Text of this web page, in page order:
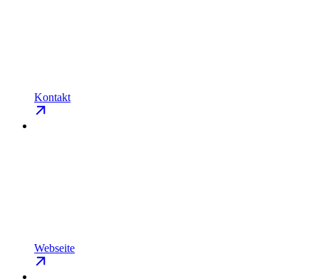
Kontakt
Webseite